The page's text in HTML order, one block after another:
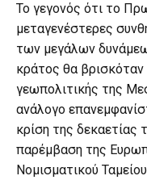
Το γεγονός ότι το
μεταγενέστερες
των μεγάλων
κράτος θα
γεωπολιτικής της
ανάλογο
κρίση της δεκαετίας
παρέμβαση της
Νομισματικού